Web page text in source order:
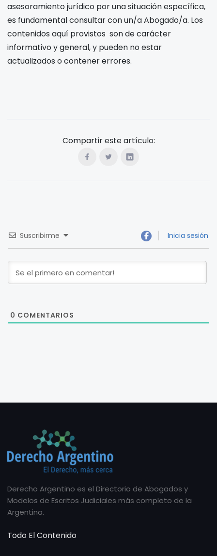
asesoramiento jurídico por una situación específica,
es fundamental consultar con un/a Abogado/a. Los
contenidos aquí provistos son de carácter
informativo y general, y pueden no estar
actualizados o contener errores.
Compartir este artículo:
Suscribirme Inicia sesión
0 COMENTARIOS
Derecho Argentino es el Directorio de Abogados y
Modelos de Escritos Judiciales más completo de la
Argentina.
Todo El Contenido